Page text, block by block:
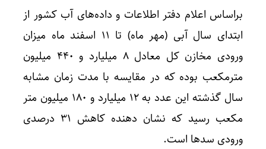
براساس اعلام دفتر اطلاعات و داده‌های آب کشور از
ابتدای سال آبی (مهر ماه) تا ۱۱ اسفند ماه میزان
ورودی مخازن کل معادل ۸ میلیارد و ۴۴۰ میلیون
مترمکعب بوده که در مقایسه با مدت زمان مشابه
سال گذشته این عدد به ۱۲ میلیارد و ۱۸۰ میلیون متر
مکعب رسید که نشان دهنده کاهش ۳۱ درصدی
ورودی سدها است.